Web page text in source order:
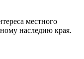
местного
наследию края.